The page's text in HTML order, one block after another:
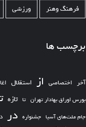
فرهنگ وهنر ورزشی
برچسب ها
آخر اختصاصی از استقلال
بورس اوراق بهادار تهران تا تازه
جام ملت‌های آسیا جشنواره در